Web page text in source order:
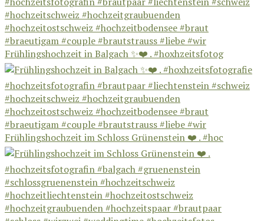
Frühlingshochzeit in Balgach ✨❤️ . #hoxhzeitsfotog
Frühlingshochzeit im Schloss Grünenstein ❤️ . #hoc